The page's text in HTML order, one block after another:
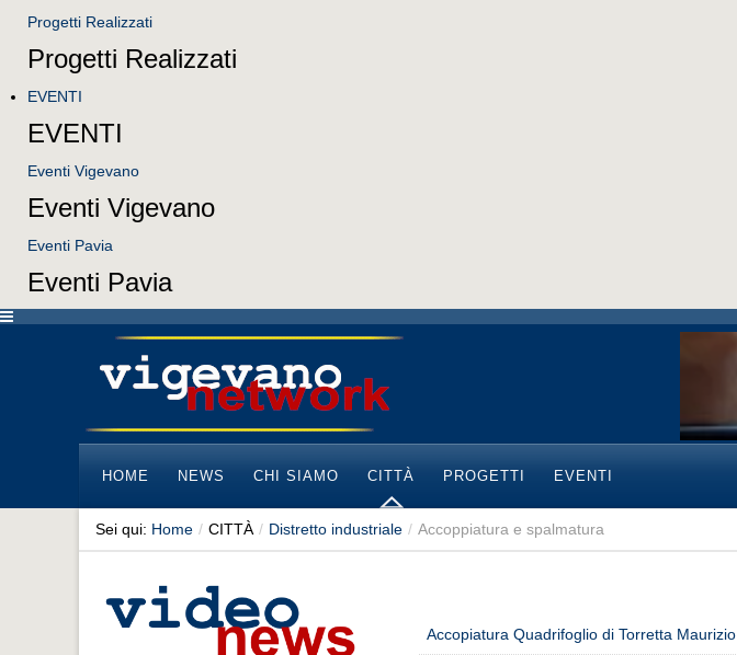
Progetti Realizzati
Progetti Realizzati
EVENTI
EVENTI
Eventi Vigevano
Eventi Vigevano
Eventi Pavia
Eventi Pavia
HOME NEWS CHI SIAMO CITTÀ PROGETTI EVENTI
Sei qui: Home / CITTÀ / Distretto industriale / Accoppiatura e spalmatura
Accopiatura Quadrifoglio di Torretta Maurizio